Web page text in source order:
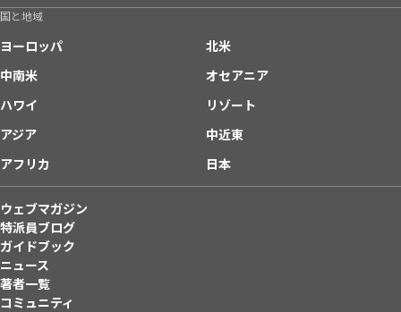
国と地域
ヨーロッパ
北米
中南米
オセアニア
ハワイ
リゾート
アジア
中近東
アフリカ
日本
ウェブマガジン
特派員ブログ
ガイドブック
ニュース
著者一覧
コミュニティ